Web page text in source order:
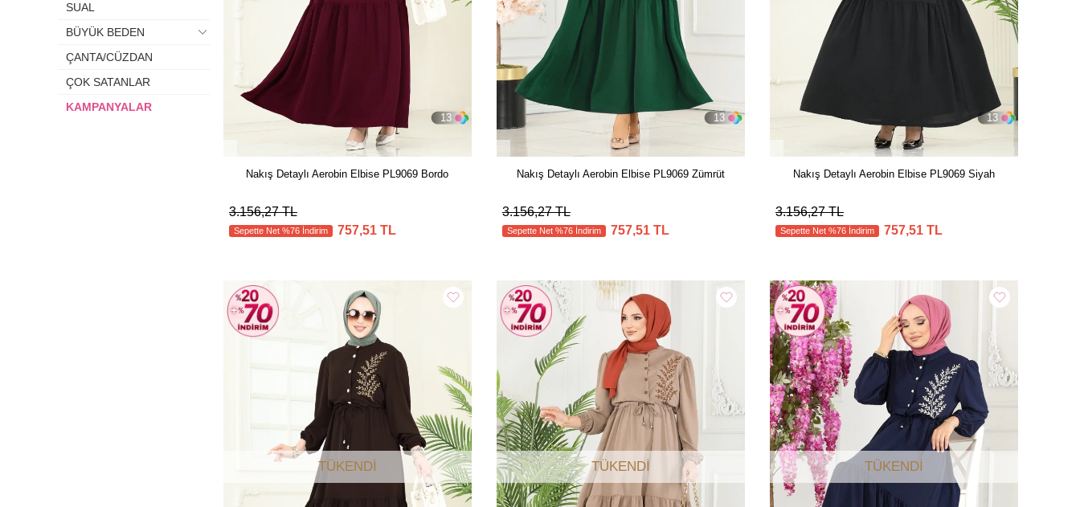
SUAL
BÜYÜK BEDEN
ÇANTA/CÜZDAN
ÇOK SATANLAR
KAMPANYALAR
13
Nakış Detaylı Aerobin Elbise PL9069 Bordo
3.156,27 TL
Sepette Net %76 İndirim 757,51 TL
13
Nakış Detaylı Aerobin Elbise PL9069 Zümrüt
3.156,27 TL
Sepette Net %76 İndirim 757,51 TL
13
Nakış Detaylı Aerobin Elbise PL9069 Siyah
3.156,27 TL
Sepette Net %76 İndirim 757,51 TL
TÜKENDI TÜKENDI TÜKENDI